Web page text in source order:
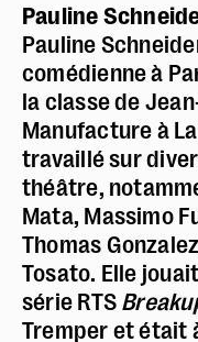
Pauline
Pauline
comédienne à
la classe de
Manufacture à
travaillé sur
théâtre,
Mata, Massimo
Thomas
Tosato. Elle
série RTS
Tremper et était